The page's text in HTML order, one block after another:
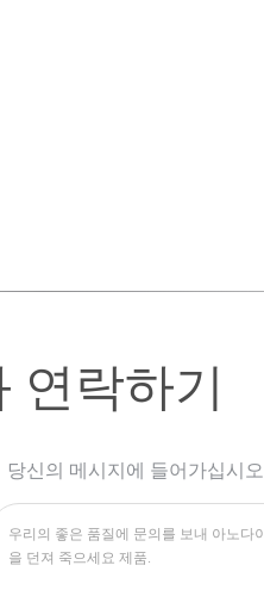
연락하기
당신의 메시지에 들어가십시오